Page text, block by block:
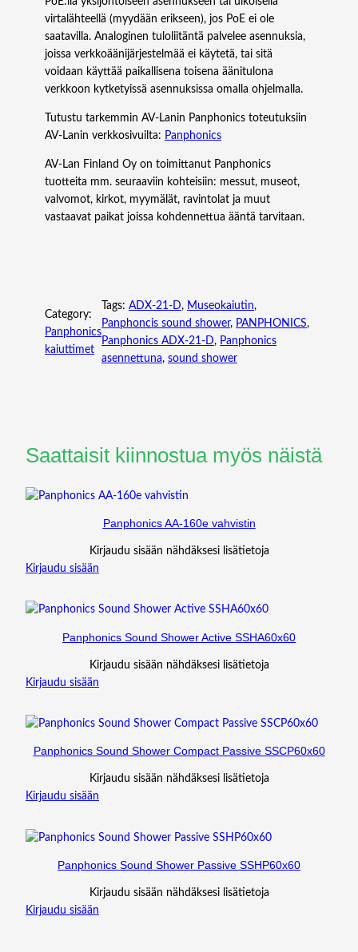
virtalähteellä (myydään erikseen), jos PoE ei ole
saatavilla. Analoginen tuloliitäntä palvelee asennuksia,
joissa verkkoäänijärjestelmää ei käytetä, tai sitä
voidaan käyttää paikallisena toisena äänitulona
verkkoon kytketyissä asennuksissa omalla ohjelmalla.
Tutustu tarkemmin AV-Lanin Panphonics toteutuksiin
AV-Lanin verkkosivuilta: Panphonics
AV-Lan Finland Oy on toimittanut Panphonics
tuotteita mm. seuraaviin kohteisiin: messut, museot,
valvomot, kirkot, myymälät, ravintolat ja muut
vastaavat paikat joissa kohdennettua ääntä tarvitaan.
Category:
Panphonics
kaiuttimet
Tags: ADX-21-D, Museokaiutin
Panphoncis sound shower, PANPHONICS
Panphonics ADX-21-D, Panphonics
asennettuna, sound shower
Saattaisit kiinnostua myös näistä
Panphonics AA-160e vahvistin
Kirjaudu sisään nähdäksesi lisätietoja
Kirjaudu sisään
Panphonics Sound Shower Active SSHA60x60
Kirjaudu sisään nähdäksesi lisätietoja
Kirjaudu sisään
Panphonics Sound Shower Compact Passive SSCP60x60
Kirjaudu sisään nähdäksesi lisätietoja
Kirjaudu sisään
Panphonics Sound Shower Passive SSHP60x60
Kirjaudu sisään nähdäksesi lisätietoja
Kirjaudu sisään